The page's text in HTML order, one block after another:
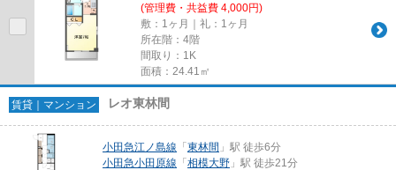
(管理費・共益費 4,000円)
敷：1ヶ月｜礼：1ヶ月
所在階：4階
間取り：1K
面積：24.41㎡
賃貸｜マンション レオ東林間
小田急江ノ島線 「 東林間 」駅 徒歩6分
小田急小田原線 「 相模大野 」駅 徒歩21分